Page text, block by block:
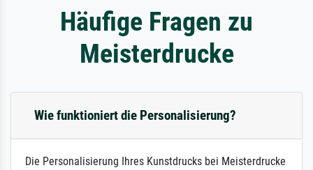
Häufige Fragen zu
Meisterdrucke
Wie funktioniert die Personalisierung?
Die Personalisierung Ihres Kunstdrucks bei Meisterdrucke